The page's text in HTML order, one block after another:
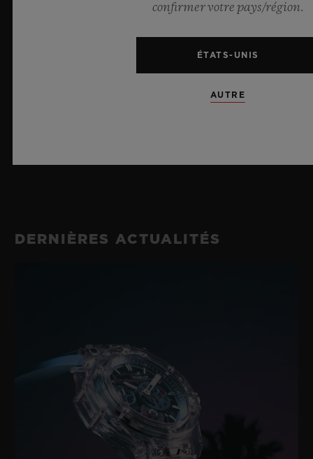
RÉSERVE DE MARCHE
DERNIÈRES ACTUALITÉS
confirmer votre pays/région.
ÉTATS-UNIS
AUTRE